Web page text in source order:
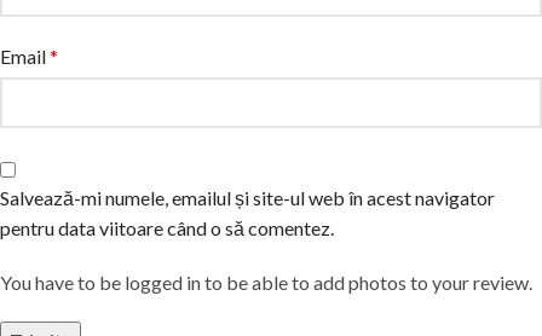
Email*
Salvează-mi numele, emailul și site-ul web în acest navigator
pentru data viitoare când o să comentez.
You have to be logged in to be able to add photos to your review.